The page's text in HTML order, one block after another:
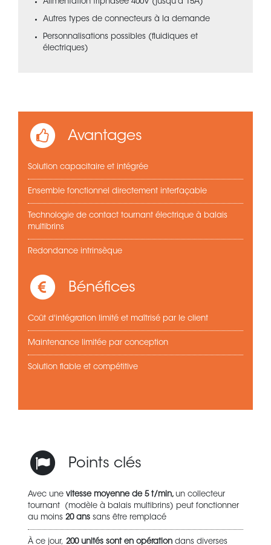
Alimentation triphasée 400V (jusqu'à 15A)
Autres types de connecteurs à la demande
Personnalisations possibles (fluidiques et
électriques)
Avantages
Solution capacitaire et intégrée
Ensemble fonctionnel directement interfaçable
Technologie de contact tournant électrique à balais
multibrins
Redondance intrinsèque
Bénéfices
Coût d'intégration limité et maîtrisé par le client
Maintenance limitée par conception
Solution fiable et compétitive
Points clés
Avec une vitesse moyenne de 5 t/min, un collecteur
tournant (modèle à balais multibrins) peut fonctionner
au moins 20 ans sans être remplacé
À ce jour, 200 unités sont en opération dans diverses